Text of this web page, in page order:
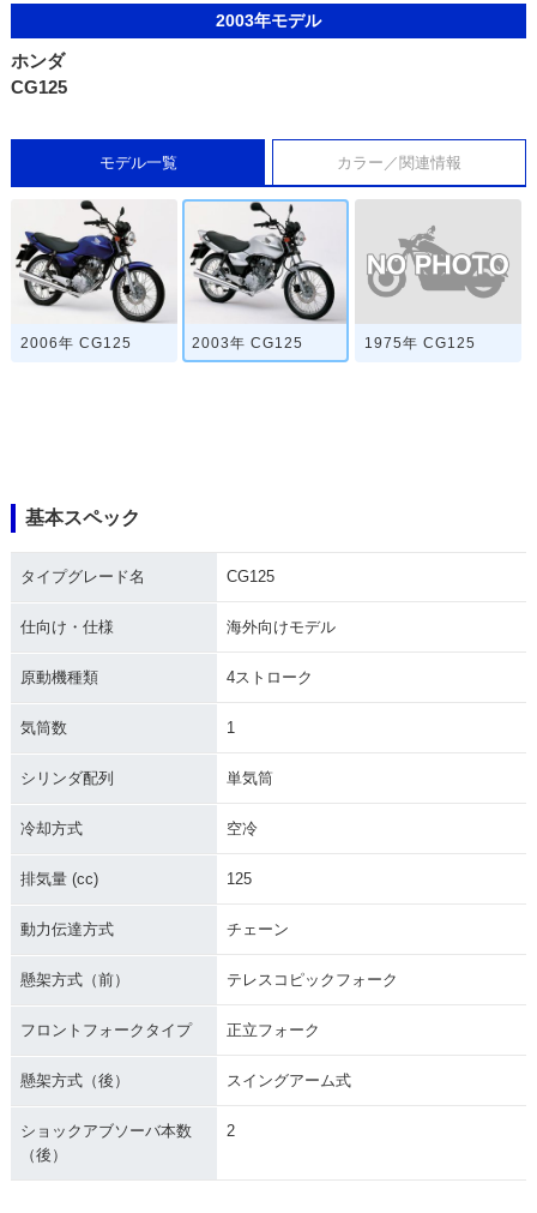
2003年モデル
ホンダ
CG125
モデル一覧 カラー／関連情報
2006年 CG125 2003年 CG125 1975年 CG125
基本スペック
タイプグレード名 CG125
仕向け・仕様 海外向けモデル
原動機種類 4ストローク
気筒数 1
シリンダ配列 単気筒
冷却方式 空冷
排気量 (cc) 125
動力伝達方式 チェーン
懸架方式（前） テレスコピックフォーク
フロントフォークタイプ 正立フォーク
懸架方式（後） スイングアーム式
ショックアブソーバ本数
（後）
2